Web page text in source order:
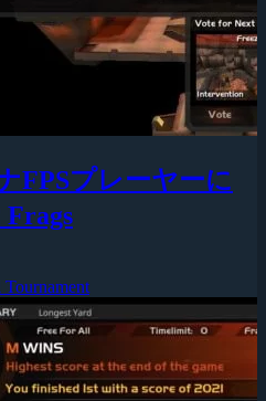
FPSプレーヤーに
Frags
Tournament